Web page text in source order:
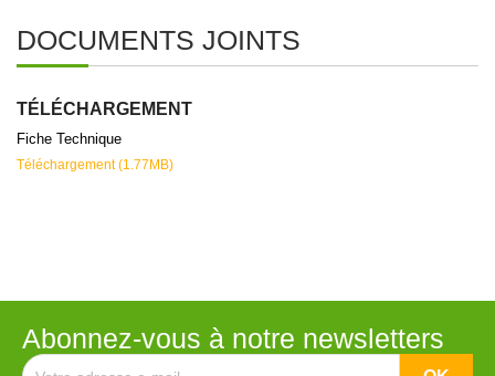
DOCUMENTS JOINTS
TÉLÉCHARGEMENT
Fiche Technique
Téléchargement (1.77MB)
Abonnez-vous à notre newsletters